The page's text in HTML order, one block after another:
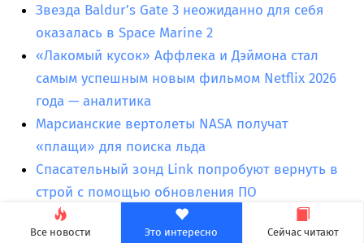
Все новости Это интересно Сейчас читают
Звезда Baldur’s Gate 3 неожиданно для себя
оказалась в Space Marine 2
«Лакомый кусок» Аффлека и Дэймона стал
самым успешным новым фильмом Netflix 2026
года — аналитика
Марсианские вертолеты NASA получат
«плащи» для поиска льда
Спасательный зонд Link попробуют вернуть в
строй с помощью обновления ПО